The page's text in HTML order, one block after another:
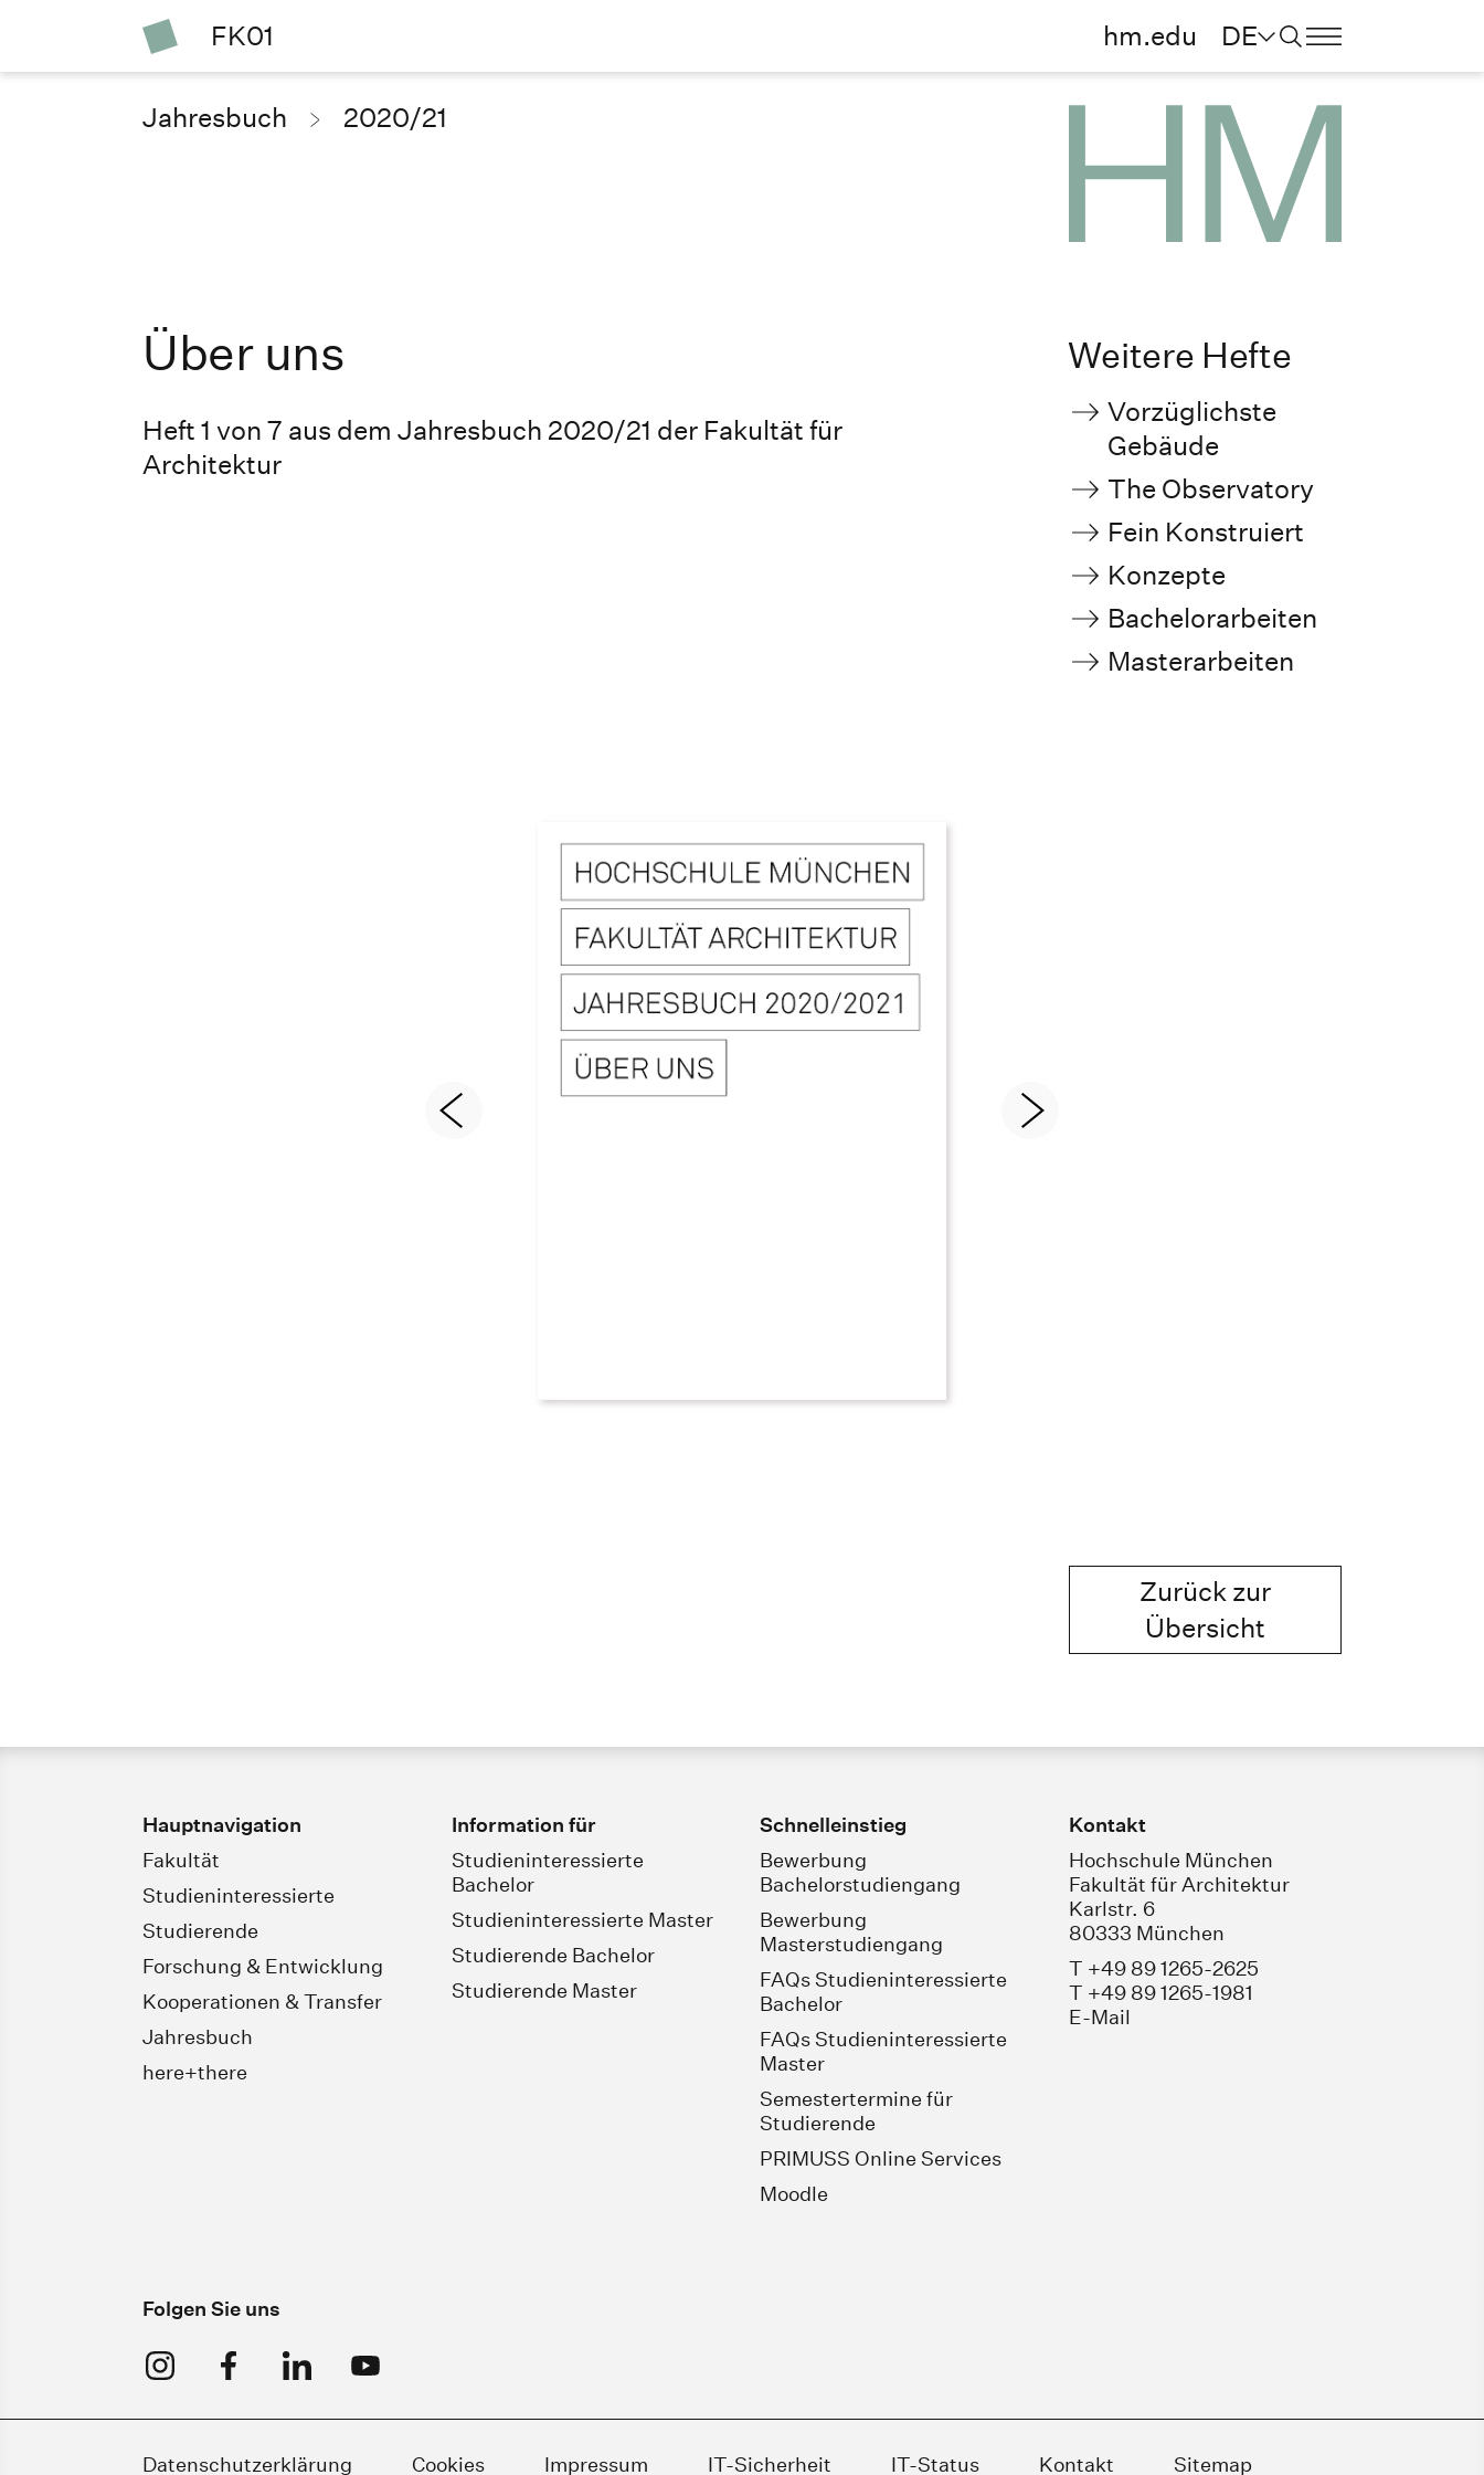
FK01 hm.edu DE
Jahresbuch 2020/21
Über uns
Heft 1 von 7 aus dem Jahresbuch 2020/21 der Fakultät für
Architektur
Weitere Hefte
Vorzüglichste
Gebäude
The Observatory
Fein Konstruiert
Konzepte
Bachelorarbeiten
Masterarbeiten
Zurück zur
Übersicht
Hauptnavigation
Fakultät
Studieninteressierte
Studierende
Forschung & Entwicklung
Kooperationen & Transfer
Jahresbuch
here+there
Information für
Studieninteressierte
Bachelor
Studieninteressierte Master
Studierende Bachelor
Studierende Master
Schnelleinstieg
Bewerbung
Bachelorstudiengang
Bewerbung
Masterstudiengang
FAQs Studieninteressierte
Bachelor
FAQs Studieninteressierte
Master
Semestertermine für
Studierende
PRIMUSS Online Services
Moodle
Kontakt
Hochschule München
Fakultät für Architektur
Karlstr. 6
80333 München
T +49 89 1265-2625
T +49 89 1265-1981
E-Mail
Folgen Sie uns
Datenschutzerklärung Cookies Impressum IT-Sicherheit IT-Status Kontakt Sitemap